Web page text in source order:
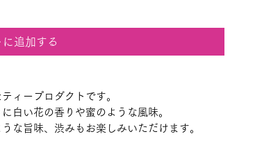
に追加する
ィープロダクトです。
白い花の香りや蜜のような風味。
な旨味、渋みもお楽しみいただけます。